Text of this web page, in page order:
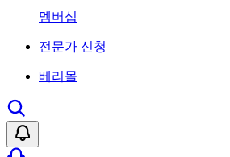
멤버십
전문가 신청
베리몰